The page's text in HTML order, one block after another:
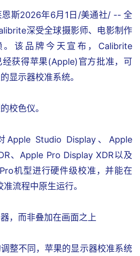
恩斯2026年6月1日/美通社/ -- 全
深受全球摄影师、电影制作
该品牌今天宣布，Calibrite
经获得苹果(Apple)官方批准，可
显示器校准系统。
校色仪。
Studio Display、Apple
、Apple Pro Display XDR以及
机型进行硬件级校准，并能在
流程中原生运行。
，而非叠加在画面之上
整不同，苹果的显示器校准系统